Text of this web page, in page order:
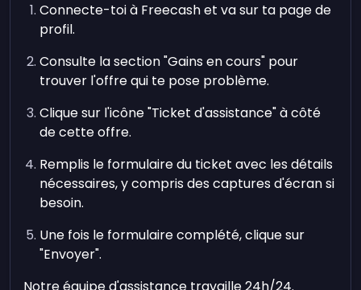
Connecte-toi à Freecash et va sur ta page de
profil.
Consulte la section "Gains en cours" pour
trouver l'offre qui te pose problème.
Clique sur l'icône "Ticket d'assistance" à côté
de cette offre.
Remplis le formulaire du ticket avec les détails
nécessaires, y compris des captures d'écran si
besoin.
Une fois le formulaire complété, clique sur
"Envoyer".